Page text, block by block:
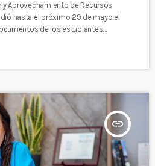
Aprovechamiento de Recursos
hasta el próximo 29 de mayo el
de los estudiantes
General y el Programa de Apoyo
insert_link